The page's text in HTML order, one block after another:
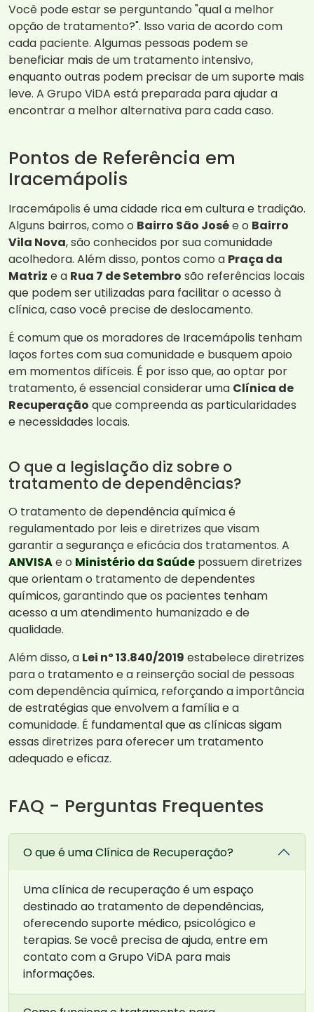
Você pode estar se perguntando "qual a melhor
opção de tratamento?". Isso varia de acordo com
cada paciente. Algumas pessoas podem se
beneficiar mais de um tratamento intensivo,
enquanto outras podem precisar de um suporte mais
leve. A Grupo ViDA está preparada para ajudar a
encontrar a melhor alternativa para cada caso.
Pontos de Referência em
Iracemápolis
Iracemápolis é uma cidade rica em cultura e tradição.
Alguns bairros, como o Bairro São Josée o Bairro
Vila Nova, são conhecidos por sua comunidade
acolhedora. Além disso, pontos como a Praça da
Matriz e a Rua 7 de Setembro são referências locais
que podem ser utilizadas para facilitar o acesso à
clínica, caso você precise de deslocamento.
É comum que os moradores de Iracemápolis tenham
laços fortes com sua comunidade e busquem apoio
em momentos difíceis. É por isso que, ao optar por
tratamento, é essencial considerar uma Clínica de
Recuperação que compreenda as particularidades
e necessidades locais.
O que a legislação diz sobre o
tratamento de dependências?
O tratamento de dependência química é
regulamentado por leis e diretrizes que visam
garantir a segurança e eficácia dos tratamentos. A
ANVISAe o Ministério da Saúde possuem diretrizes
que orientam o tratamento de dependentes
químicos, garantindo que os pacientes tenham
acesso a um atendimento humanizado e de
qualidade.
Além disso, a Lei nº 13.840/2019 estabelece diretrizes
para o tratamento e a reinserção social de pessoas
com dependência química, reforçando a importância
de estratégias que envolvem a família e a
comunidade. É fundamental que as clínicas sigam
essas diretrizes para oferecer um tratamento
adequado e eficaz.
FAQ - Perguntas Frequentes
O que é uma Clínica de Recuperação?
Uma clínica de recuperação é um espaço
destinado ao tratamento de dependências,
oferecendo suporte médico, psicológico e
terapias. Se você precisa de ajuda, entre em
contato com a Grupo ViDA para mais
informações.